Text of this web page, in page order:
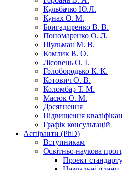
Кульбачко Ю.Л.
Кунах О. М.
Бригадиренко В. В.
Пономаренко О. Л.
Шульман М. В.
Комлик В. О.
Лісовець О. І.
Голобородько К. К.
Котович О. В.
Коломбар Т. М.
Масюк О. М.
Досягнення
Підвищення
Графік консультацій
Аспіранти (PhD)
Вступникам
Освітньо-наукова
Проект